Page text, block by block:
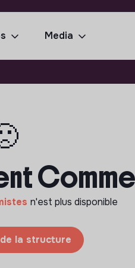
Media
n'est plus disponible
la structure